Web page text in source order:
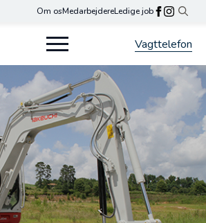
Om osMedarbejdereLedige job
for:
Vagttelefon